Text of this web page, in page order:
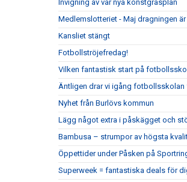
Invigning av vår nya konstgräsplan
Medlemslotteriet - Maj dragningen är
Kansliet stängt
Fotbollströjefredag!
Vilken fantastisk start på
Äntligen drar vi igång
Nyhet från Burlövs kommun
Lägg något extra i påskägget och
Bambusa – strumpor av högsta
Öppettider under Påsken på
Superweek = fantastiska deals för